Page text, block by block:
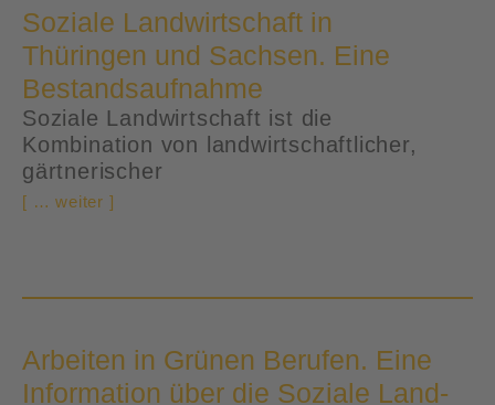
Soziale Landwirtschaft in
Thüringen und Sachsen. Eine
Bestandsaufnahme
Soziale Landwirtschaft ist die
Kombination von landwirtschaftlicher,
gärtnerischer
[ … weiter ]
Arbeiten in Grünen Berufen. Eine
Information über die Soziale Land-